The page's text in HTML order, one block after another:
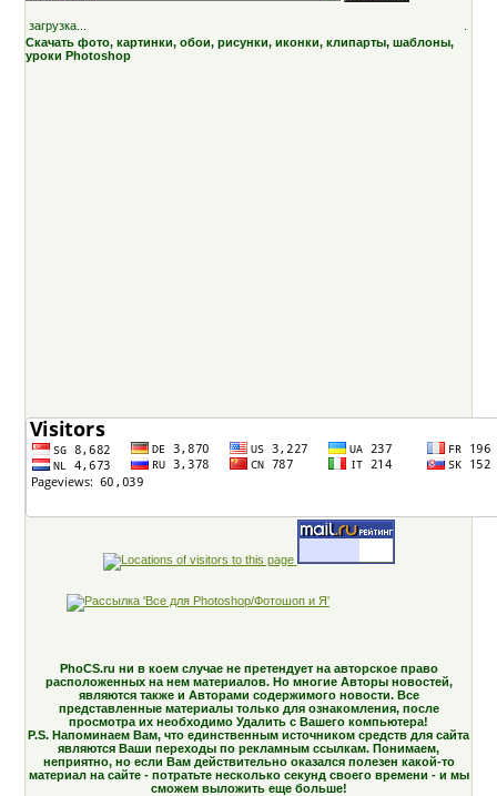
загрузка...
Скачать фото, картинки, обои, рисунки, иконки, клипарты, шаблоны,
уроки Photoshop
PhoCS.ru ни в коем случае не претендует на авторское право
расположенных на нем материалов. Но многие Авторы новостей,
являются также и Авторами содержимого новости. Все
представленные материалы только для ознакомления, после
просмотра их необходимо Удалить с Вашего компьютера!
P.S. Напоминаем Вам, что единственным источником средств для сайта
являются Ваши переходы по рекламным ссылкам. Понимаем,
неприятно, но если Вам действительно оказался полезен какой-то
материал на сайте - потратьте несколько секунд своего времени - и мы
сможем выложить еще больше!